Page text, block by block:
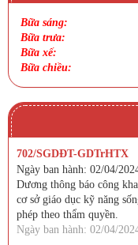
Bữa sáng:
Bữa trưa:
Bữa xế:
Bữa chiều:
702/SGDĐT-GDTrHTX
Ngày ban hành: 02/04/
Dương thông báo công
cơ sở giáo dục kỹ năng
phép theo thẩm quyền.
Ngày ban hành: 02/04/